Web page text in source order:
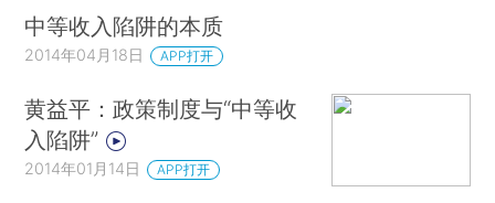
中等收入陷阱的本质
2014年04月18日 APP打开
黄益平：政策制度与“中等收
入陷阱”
2014年01月14日 APP打开